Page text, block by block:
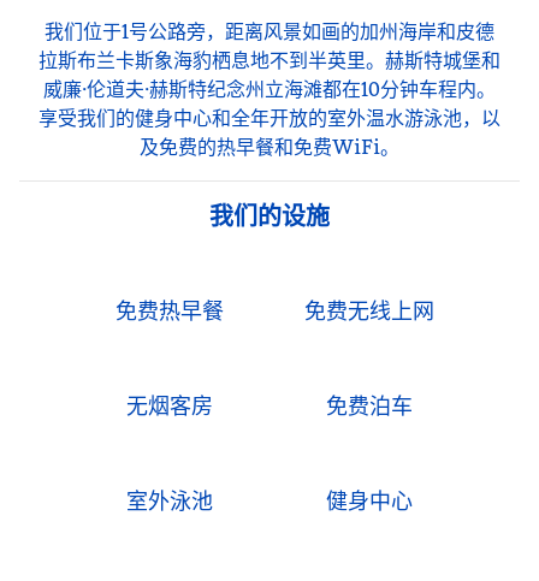
我们位于1号公路旁，距离风景如画的加州海岸和皮德
拉斯布兰卡斯象海豹栖息地不到半英里。赫斯特城堡和
威廉·伦道夫·赫斯特纪念州立海滩都在10分钟车程内。
享受我们的健身中心和全年开放的室外温水游泳池，以
及免费的热早餐和免费WiFi。
我们的设施
免费热早餐 免费无线上网
无烟客房 免费泊车
室外泳池 健身中心